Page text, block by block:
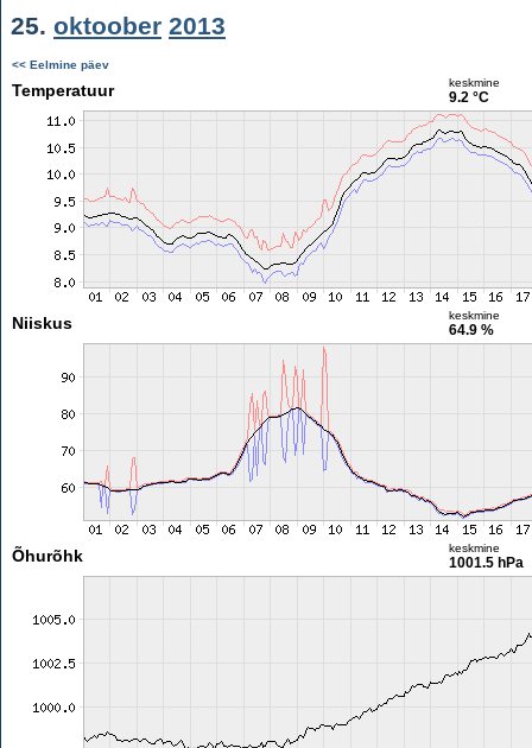
25. oktoober 2013
<< Eelmine päev
Temperatuur keskmine
9.2 °C
Niiskus keskmine
64.9 %
Õhurõhk keskmine
1001.5 hPa